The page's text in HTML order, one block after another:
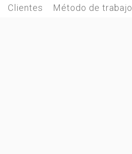
Clientes Método de trabajo